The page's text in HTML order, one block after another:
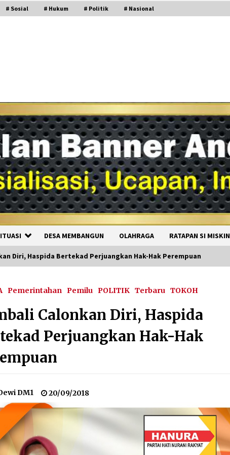
# Sosial # Hukum # Politik # Nasional
DESA MEMBANGUN OLAHRAGA RATAPAN SI MISKIN
Diri, Haspida Bertekad Perjuangkan Hak-Hak Perempuan
Pemerintahan Pemilu POLITIK Terbaru TOKOH
Calonkan Diri, Haspida
Perjuangkan Hak-Hak
DM1 20/09/2018